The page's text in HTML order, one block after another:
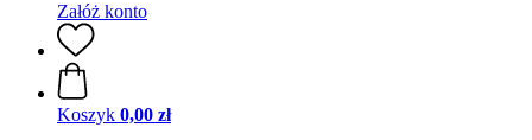
Załóż konto
Koszyk 0,00 zł